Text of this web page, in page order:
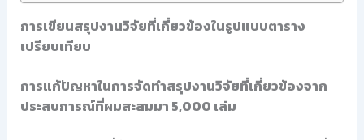
การเขียนสรุปงานวิจัยที่เกี่ยวข้องในรูปแบบตาราง
เปรียบเทียบ
การแก้ปัญหาในการจัดทำสรุปงานวิจัยที่เกี่ยวข้องจาก
ประสบการณ์ที่ผมสะสมมา 5,000 เล่ม